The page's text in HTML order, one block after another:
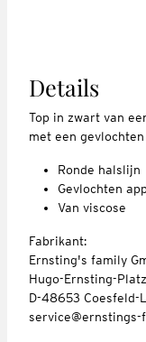
Details
Top in zwart van
met een
Ronde halslijn
Gevlochten
Van viscose
Fabrikant:
Ernsting's family
Hugo-Ernsting-Platz
D-48653 Coesfeld-
service@ernstings-